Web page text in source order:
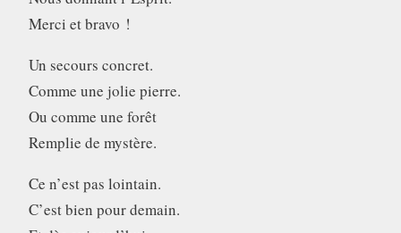
Merci et bravo !
Un secours concret.
Comme une jolie pierre.
Ou comme une forêt
Remplie de mystère.
Ce n’est pas lointain.
C’est bien pour demain.